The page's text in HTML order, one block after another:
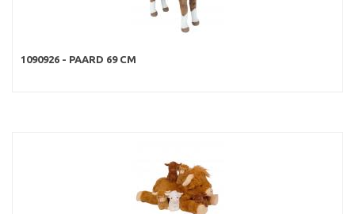
1090926 - PAARD 69 CM